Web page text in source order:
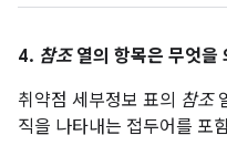
4. 참조열의 항목은 무엇을
취약점 세부정보 표의 참조
직을 나타내는 접두어를 포